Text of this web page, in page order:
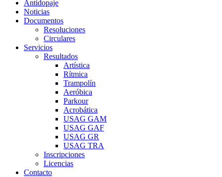
Antidopaje
Noticias
Documentos
Resoluciones
Circulares
Servicios
Resultados
Artística
Rítmica
Trampolín
Aeróbica
Parkour
Acrobática
USAG GAM
USAG GAF
USAG GR
USAG TRA
Inscripciones
Licencias
Contacto